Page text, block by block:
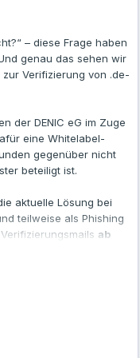
sich speziell an
verstehen und
uns die Möglichkeit
mit Agenturen
zu untersuchen.
Unterstützung!
– diese Frage haben
genau das sehen wir
Verifizierung von .de-
der DENIC eG im Zuge
eine Whitelabel-
gegenüber nicht
beteiligt ist.
aktuelle Lösung bei
teilweise als Phishing
ab
„Whitelabel
unter Vertragsdaten -
Domain-
Mail.